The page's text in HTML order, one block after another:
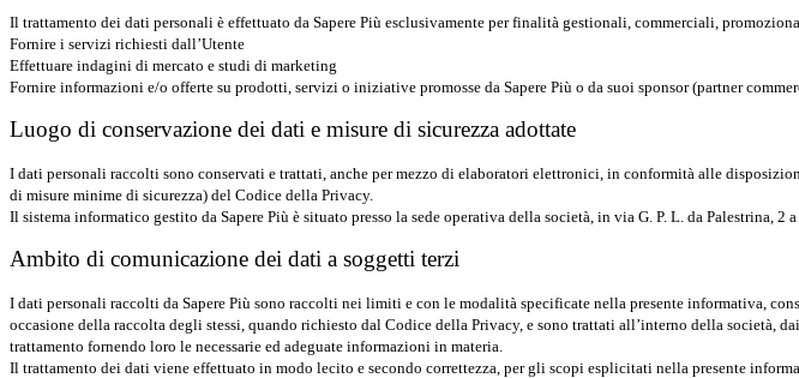
Il trattamento dei dati personali è effettuato da Sapere Più esclusivamente per finalità gestionali, commerciali,
Fornire i servizi richiesti dall’Utente
Effettuare indagini di mercato e studi di marketing
Fornire informazioni e/o offerte su prodotti, servizi o iniziative promosse da Sapere Più o da suoi sponsor (partner
Luogo di conservazione dei dati e misure di sicurezza adottate
I dati personali raccolti sono conservati e trattati, anche per mezzo di elaboratori elettronici, in conformità alle
di misure minime di sicurezza) del Codice della Privacy.
Il sistema informatico gestito da Sapere Più è situato presso la sede operativa della società, in via G. P. L. da Palestrina, 2
Ambito di comunicazione dei dati a soggetti terzi
I dati personali raccolti da Sapere Più sono raccolti nei limiti e con le modalità specificate nella presente informativa,
occasione della raccolta degli stessi, quando richiesto dal Codice della Privacy, e sono trattati all’interno della
trattamento fornendo loro le necessarie ed adeguate informazioni in materia.
Il trattamento dei dati viene effettuato in modo lecito e secondo correttezza, per gli scopi esplicitati nella presente